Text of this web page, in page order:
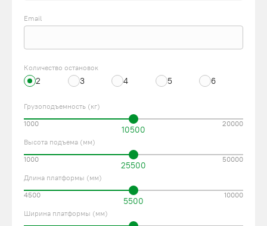
Email
Количество остановок
2 3 4 5 6
Грузоподъемность (кг)
10500
1000 20000
Высота подъема (мм)
25500
1000 50000
Длина платформы (мм)
5500
4500 10000
Ширина платформы (мм)